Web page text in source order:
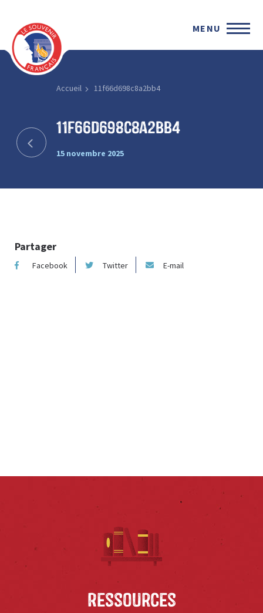
MENU
Accueil 11f66d698c8a2bb4
11f66d698c8a2bb4
15 novembre 2025
Partager
Facebook Twitter E-mail
Ressources